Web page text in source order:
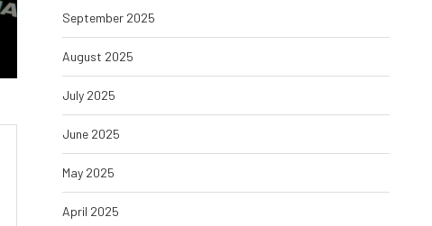
Why is the bearish
August 8,
September 2025
August 2025
July 2025
June 2025
May 2025
April 2025